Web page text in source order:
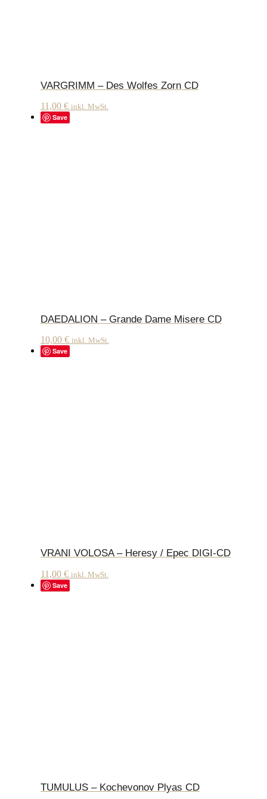
VARGRIMM – Des Wolfes Zorn CD
11,00 € inkl. MwSt.
Save
DAEDALION – Grande Dame Misere CD
10,00 € inkl. MwSt.
Save
VRANI VOLOSA – Heresy / Epec DIGI-CD
11,00 € inkl. MwSt.
Save
TUMULUS – Kochevonov Plyas CD